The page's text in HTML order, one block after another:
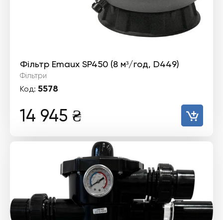
Фільтр Emaux SP450 (8 м³/год, D449)
Фільтри
Код: 5578
14 945 ₴